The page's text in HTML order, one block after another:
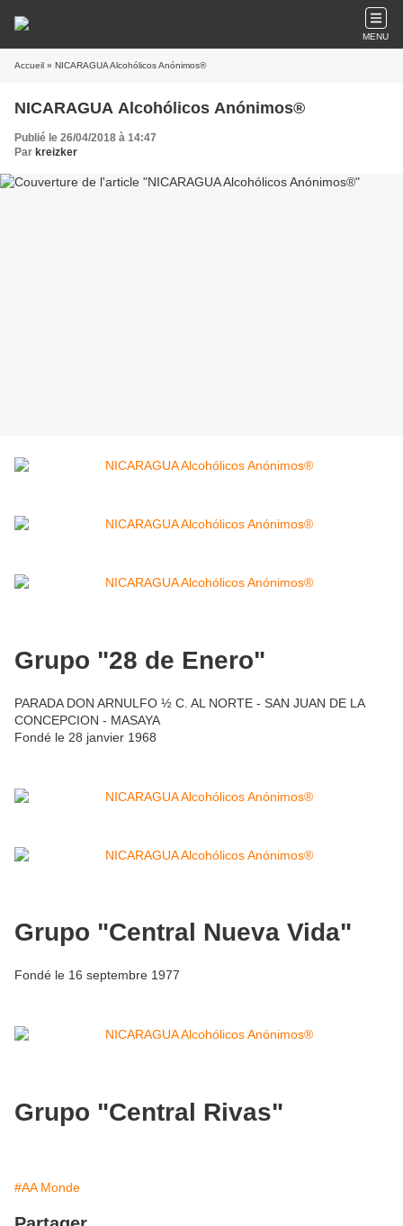
MENU
Accueil » NICARAGUA Alcohólicos Anónimos®
NICARAGUA Alcohólicos Anónimos®
Publié le 26/04/2018 à 14:47
Par kreizker
Grupo "28 de Enero"
PARADA DON ARNULFO ½ C. AL NORTE - SAN JUAN DE LA
CONCEPCION - MASAYA
Fondé le 28 janvier 1968
Grupo "Central Nueva Vida"
Fondé le 16 septembre 1977
Grupo "Central Rivas"
#AA Monde